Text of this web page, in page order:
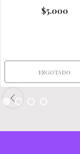
$5.000
ESGOTADO